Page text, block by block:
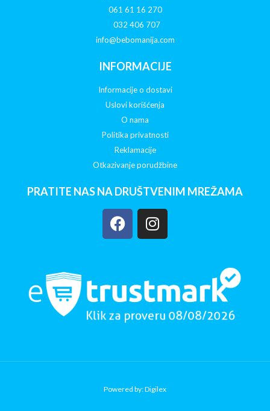
061 61 16 270
032 406 707
info@bebomanija.com
INFORMACIJE
Informacije o dostavi
Uslovi korišćenja
O nama
Politika privatnosti
Reklamacije
Otkazivanje porudžbine
PRATITE NAS NA DRUŠTVENIM MREŽAMA
Powered by: Digilex